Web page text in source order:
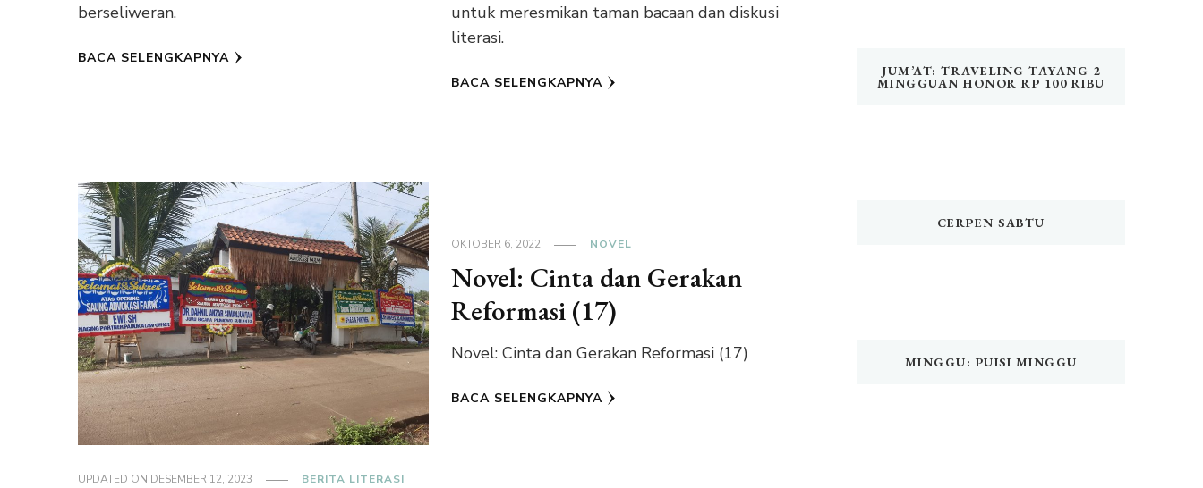
berseliweran.
BACA SELENGKAPNYA
untuk meresmikan taman bacaan dan diskusi
literasi.
BACA SELENGKAPNYA
UPDATED ON DESEMBER 12, 2023 BERITA LITERASI
OKTOBER 6, 2022 NOVEL
Novel: Cinta dan Gerakan
Reformasi (17)
Novel: Cinta dan Gerakan Reformasi (17)
BACA SELENGKAPNYA
JUM’AT: TRAVELING TAYANG 2
MINGGUAN HONOR RP 100 RIBU
CERPEN SABTU
MINGGU: PUISI MINGGU